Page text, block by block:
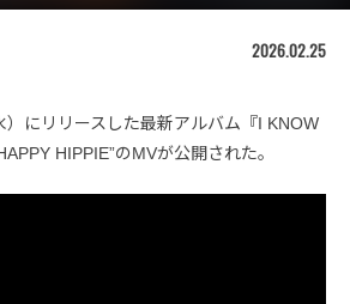
2026.02.25
にリリースした最新アルバム『I KNOW
HIPPIE”のMVが公開された。